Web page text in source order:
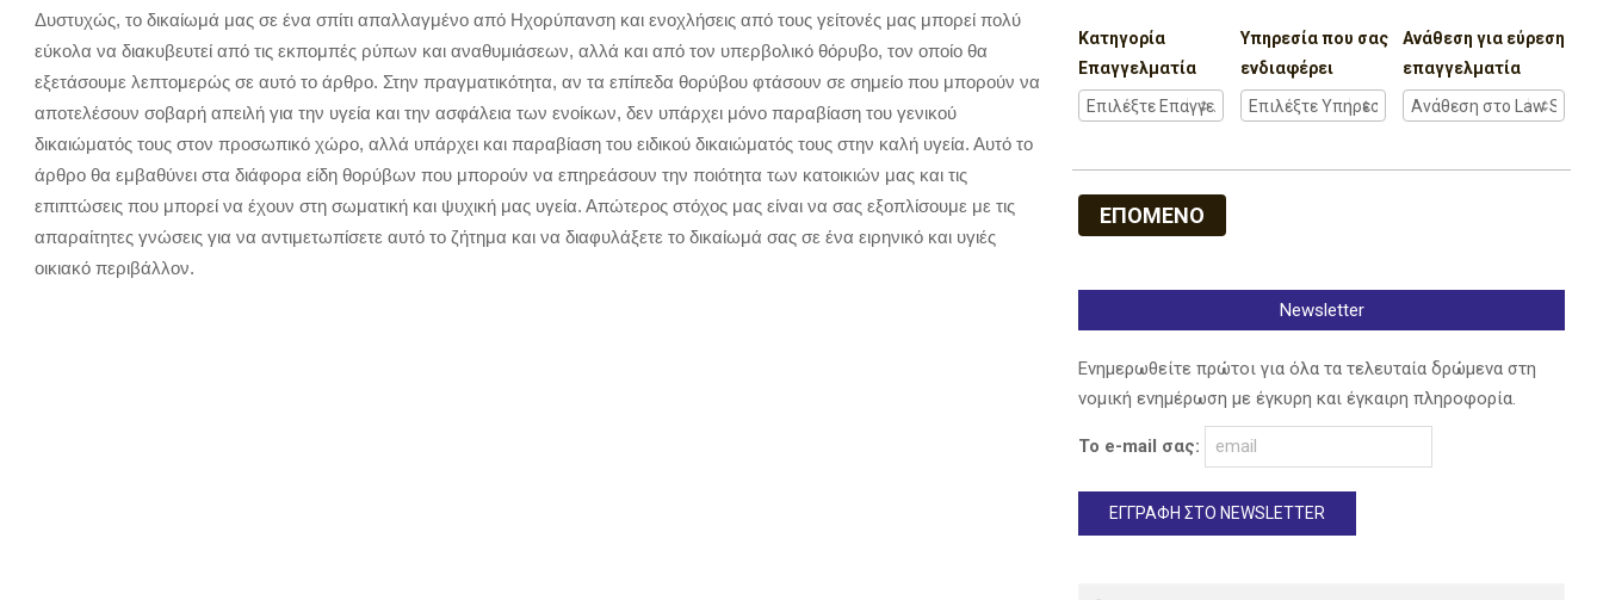
Δυστυχώς, το δικαίωμά μας σε ένα σπίτι απαλλαγμένο από Ηχορύπανση και ενοχλήσεις από τους γείτονές μας μπορεί πολύ
εύκολα να διακυβευτεί από τις εκπομπές ρύπων και αναθυμιάσεων, αλλά και από τον υπερβολικό θόρυβο, τον οποίο θα
εξετάσουμε λεπτομερώς σε αυτό το άρθρο. Στην πραγματικότητα, αν τα επίπεδα θορύβου φτάσουν σε σημείο που μπορούν να
αποτελέσουν σοβαρή απειλή για την υγεία και την ασφάλεια των ενοίκων, δεν υπάρχει μόνο παραβίαση του γενικού
δικαιώματός τους στον προσωπικό χώρο, αλλά υπάρχει και παραβίαση του ειδικού δικαιώματός τους στην καλή υγεία. Αυτό το
άρθρο θα εμβαθύνει στα διάφορα είδη θορύβων που μπορούν να επηρεάσουν την ποιότητα των κατοικιών μας και τις
επιπτώσεις που μπορεί να έχουν στη σωματική και ψυχική μας υγεία. Απώτερος στόχος μας είναι να σας εξοπλίσουμε με τις
απαραίτητες γνώσεις για να αντιμετωπίσετε αυτό το ζήτημα και να διαφυλάξετε το δικαίωμά σας σε ένα ειρηνικό και υγιές
οικιακό περιβάλλον.
Κατηγορία
Επαγγελματία
Υπηρεσία που σας
ενδιαφέρει
Ανάθεση για εύρεση
επαγγελματία
ΕΠΟΜΕΝΟ
Newsletter
Ενημερωθείτε πρώτοι για όλα τα τελευταία δρώμενα στη
νομική ενημέρωση με έγκυρη και έγκαιρη πληροφορία.
Το e-mail σας:
Search